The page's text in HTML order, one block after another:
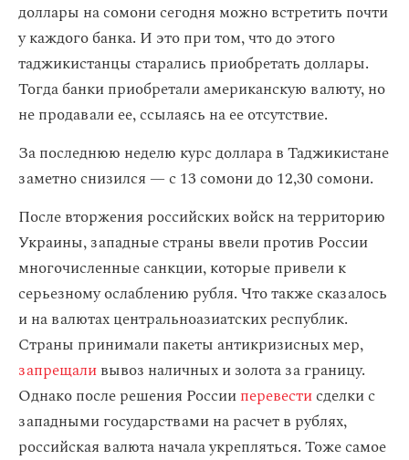
доллары на сомони сегодня можно встретить почти
у каждого банка. И это при том, что до этого
таджикистанцы старались приобретать доллары.
Тогда банки приобретали американскую валюту, но
не продавали ее, ссылаясь на ее отсутствие.
За последнюю неделю курс доллара в Таджикистане
заметно снизился — с 13 сомони до 12,30 сомони.
После вторжения российских войск на территорию
Украины, западные страны ввели против России
многочисленные санкции, которые привели к
серьезному ослаблению рубля. Что также сказалось
и на валютах центральноазиатских республик.
Страны принимали пакеты антикризисных мер,
запрещаливывоз наличных и золота за границу.
Однако после решения Россииперевестисделки с
западными государствами на расчет в рублях,
российская валюта начала укрепляться. Тоже самое